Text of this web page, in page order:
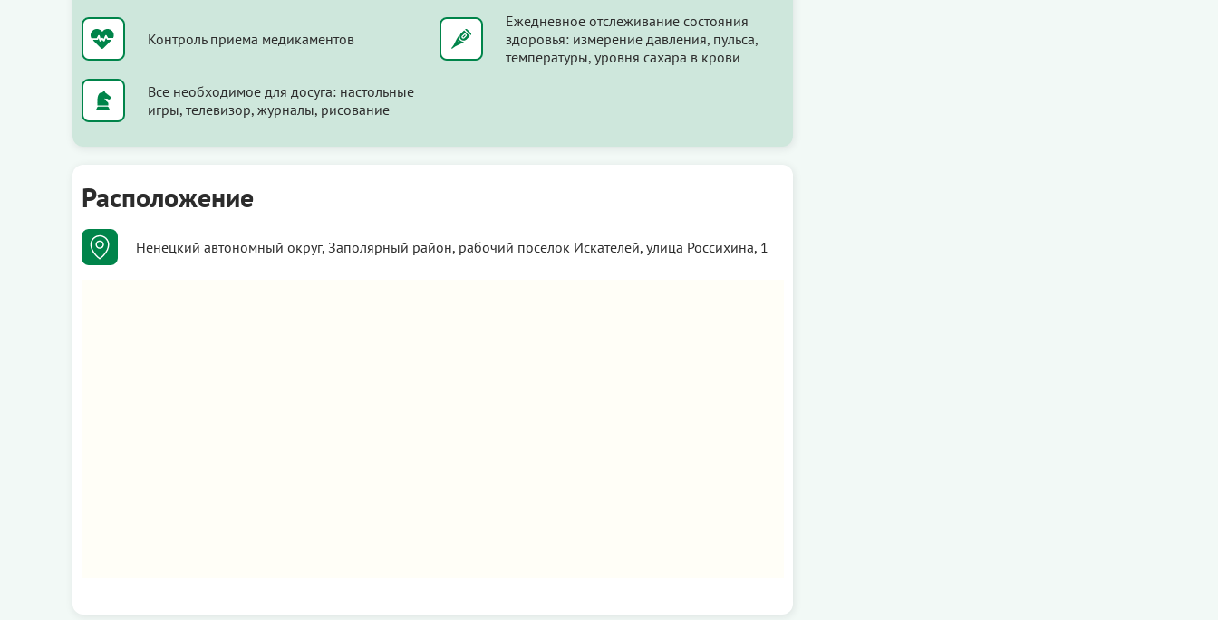
Контроль приема медикаментов
Ежедневное отслеживание состояния
здоровья: измерение давления, пульса,
температуры, уровня сахара в крови
Все необходимое для досуга: настольные
игры, телевизор, журналы, рисование
Расположение
Ненецкий автономный округ, Заполярный район, рабочий посёлок Искателей, улица Россихина, 1